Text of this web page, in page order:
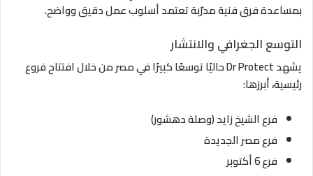
بمساعدة فرق فنية مدرّبة تعتمد أسلوب عمل دقيق وواضح.
التوسع الجغرافي والانتشار
يشهد Dr Protect حاليًا توسعًا كبيرًا في مصر من خلال افتتاح فروع
رئيسية، أبرزها:
فرع الشيخ زايد (وصلة دهشور)
فرع مصر الجديدة
فرع 6 أكتوبر